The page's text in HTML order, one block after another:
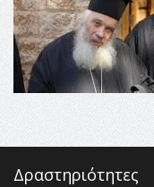
16:27 -Όλυμπος:
Κληρονομιάς της
Όλυμπος
αγαθό εξέχουσας
ανθρωπότητα
16:18 - ΕΝΟΡΙΑΚΕΣ
ΣΤΗΝ ΕΔΕΣΣΑ
Δραστηριότητες